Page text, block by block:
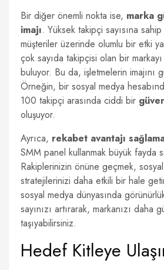
Bir diğer önemli nokta ise, marka
imajı. Yüksek takipçi sayısına
müşteriler üzerinde olumlu bir etki
çok sayıda takipçisi olan bir
buluyor. Bu da, işletmelerin imajını
Örneğin, bir sosyal medya
100 takipçi arasında ciddi bir
oluşuyor.
Ayrıca, rekabet avantajı
SMM panel kullanmak büyük fayda
Rakiplerinizin önüne geçmek,
stratejilerinizi daha etkili bir hale
sosyal medya dünyasında
sayınızı artırarak, markanızı daha
taşıyabilirsiniz.
Hedef Kitleye